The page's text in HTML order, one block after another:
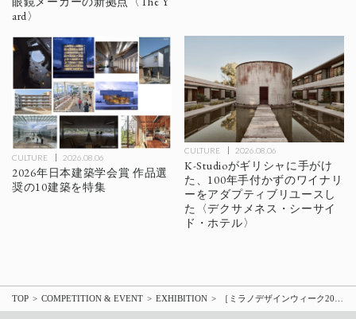
ard〉
CULTURE 2026.08.06
2026年日本建築学会賞 作品選
奨の10建築を特集
CULTURE 2026.08.06
K-Studioがギリシャに手がけ
た、100年手付かずのワイナリ
ーをアダプティブリユースし
た〈デクサメネス・シーサイ
ド・ホテル〉
TOP COMPETITION & EVENT EXHIBITION